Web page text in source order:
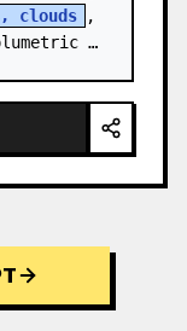
clouds
,